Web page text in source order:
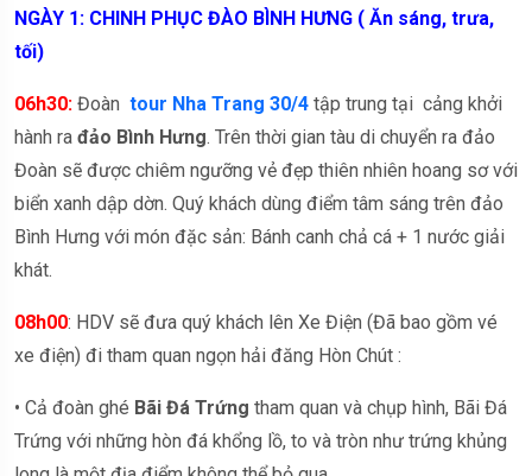
NGÀY 1: CHINH PHỤC ĐÀO BÌNH HƯNG ( Ăn sáng, trưa,
tối)
06h30: Đoàn tour Nha Trang 30/4 tập trung tại cảng khởi
hành ra đảo Bình Hưng. Trên thời gian tàu di chuyển ra đảo
Đoàn sẽ được chiêm ngưỡng vẻ đẹp thiên nhiên hoang sơ với
biển xanh dập dờn. Quý khách dùng điểm tâm sáng trên đảo
Bình Hưng với món đặc sản: Bánh canh chả cá + 1 nước giải
khát.
08h00: HDV sẽ đưa quý khách lên Xe Điện (Đã bao gồm vé
xe điện) đi tham quan ngọn hải đăng Hòn Chút :
• Cả đoàn ghé Bãi Đá Trứng tham quan và chụp hình, Bãi Đá
Trứng với những hòn đá khổng lồ, to và tròn như trứng khủng